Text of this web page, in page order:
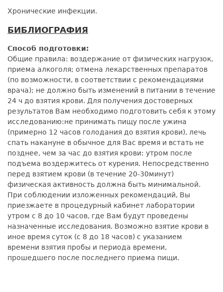
Хронические инфекции.
БИБЛИОГРАФИЯ
Способ подготовки:
Общие правила: воздержание от физических нагрузок,
приема алкоголя; отмена лекарственных препаратов
(по возможности, в соответствии с рекомендациями
врача); не должно быть изменений в питании в течение
24 ч до взятия крови. Для получения достоверных
результатов Вам необходимо подготовить себя к этому
исследованию:не принимать пищу после ужина
(примерно 12 часов голодания до взятия крови), лечь
спать накануне в обычное для Вас время и встать не
позднее, чем за час до взятия крови: утром после
подъема воздержитесь от курения. Непосредственно
перед взятием крови (в течение 20-30минут)
физическая активность должна быть минимальной.
При соблюдении изложенных рекомендаций, Вы
приезжаете в процедурный кабинет лаборатории
утром с 8 до 10 часов, где Вам будут проведены
назначенные исследования. Возможно взятие крови в
иное время суток (с 8 до 18 часов) с указанием
времени взятия пробы и периода времени,
прошедшего после последнего приема пищи.